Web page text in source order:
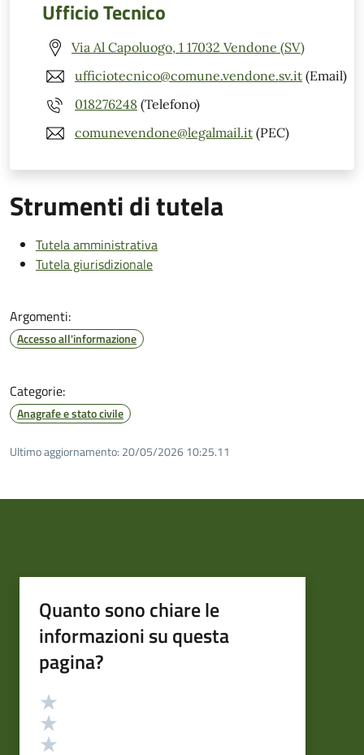
Ufficio Tecnico
Via Al Capoluogo, 1 17032 Vendone (SV)
ufficiotecnico@comune.vendone.sv.it (Email)
018276248 (Telefono)
comunevendone@legalmail.it (PEC)
Strumenti di tutela
Tutela amministrativa
Tutela giurisdizionale
Argomenti:
Accesso all'informazione
Categorie:
Anagrafe e stato civile
Ultimo aggiornamento: 20/05/2026 10:25.11
Quanto sono chiare le
informazioni su questa
pagina?
Valutazione